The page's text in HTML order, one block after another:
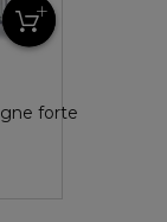
forte